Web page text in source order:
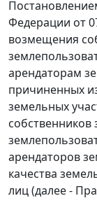
Федерации от
возмещения
арендаторам
причиненных
земельных
собственников
арендаторов
качества
лиц (далее -